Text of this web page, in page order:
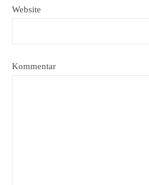
Website
Kommentar